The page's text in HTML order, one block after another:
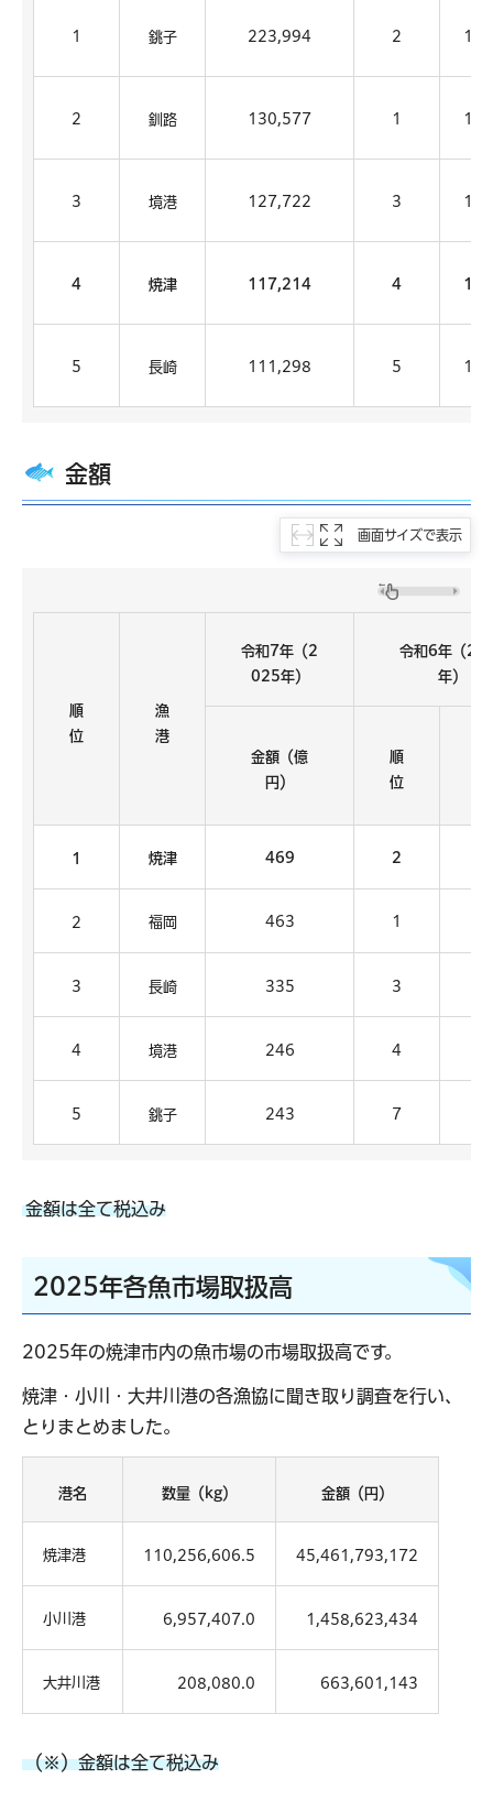
1 銚子 223,994 2
2 釧路 130,577 1
3 境港 127,722 3
4 焼津 117,214 4
5 長崎 111,298 5
金額
画面サイズで表示
順
位
漁
港
令和7年（2
025年）
令和6年（
年）
金額（億
円）
順
位
1 焼津 469 2
2 福岡 463 1
3 長崎 335 3
4 境港 246 4
5 銚子 243 7
金額は全て税込み
2025年各魚市場取扱高
2025年の焼津市内の魚市場の市場取扱高です。
焼津・小川・大井川港の各漁協に聞き取り調査を行い、
とりまとめました。
港名 数量（kg） 金額（円）
焼津港 110,256,606.5 45,461,793,172
小川港 6,957,407.0 1,458,623,434
大井川港 208,080.0 663,601,143
（※）金額は全て税込み